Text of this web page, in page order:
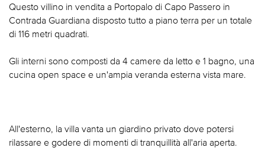
Questo villino in vendita a Portopalo di Capo Passero in
Contrada Guardiana disposto tutto a piano terra per un totale
di 116 metri quadrati.
Gli interni sono composti da 4 camere da letto e 1 bagno, una
cucina open space e un'ampia veranda esterna vista mare.
All'esterno, la villa vanta un giardino privato dove potersi
rilassare e godere di momenti di tranquillità all'aria aperta.